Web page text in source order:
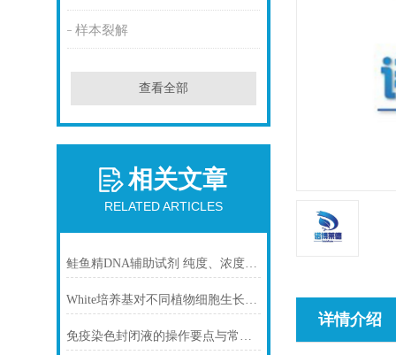
样本裂解
查看全部
相关文章
RELATED ARTICLES
鲑鱼精DNA辅助试剂 纯度、浓度与稳定性对实验结果的影响
White培养基对不同植物细胞生长的影响
免疫染色封闭液的操作要点与常见问题解决方案
详情介绍